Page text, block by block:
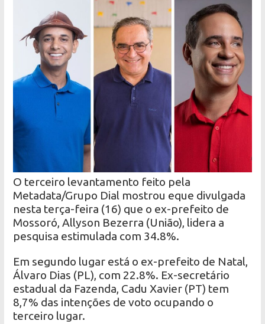
O terceiro levantamento feito pela
Metadata/Grupo Dial mostrou eque divulgada
nesta terça-feira (16) que o ex-prefeito de
Mossoró, Allyson Bezerra (União), lidera a
pesquisa estimulada com 34.8%.
Em segundo lugar está o ex-prefeito de Natal,
Álvaro Dias (PL), com 22.8%. Ex-secretário
estadual da Fazenda, Cadu Xavier (PT) tem
8,7% das intenções de voto ocupando o
terceiro lugar.